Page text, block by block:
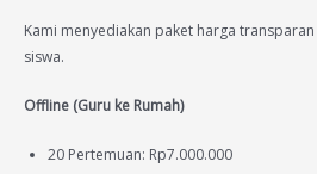
Kami menyediakan paket harga
siswa.
Offline (Guru ke Rumah)
20 Pertemuan: Rp7.000.000